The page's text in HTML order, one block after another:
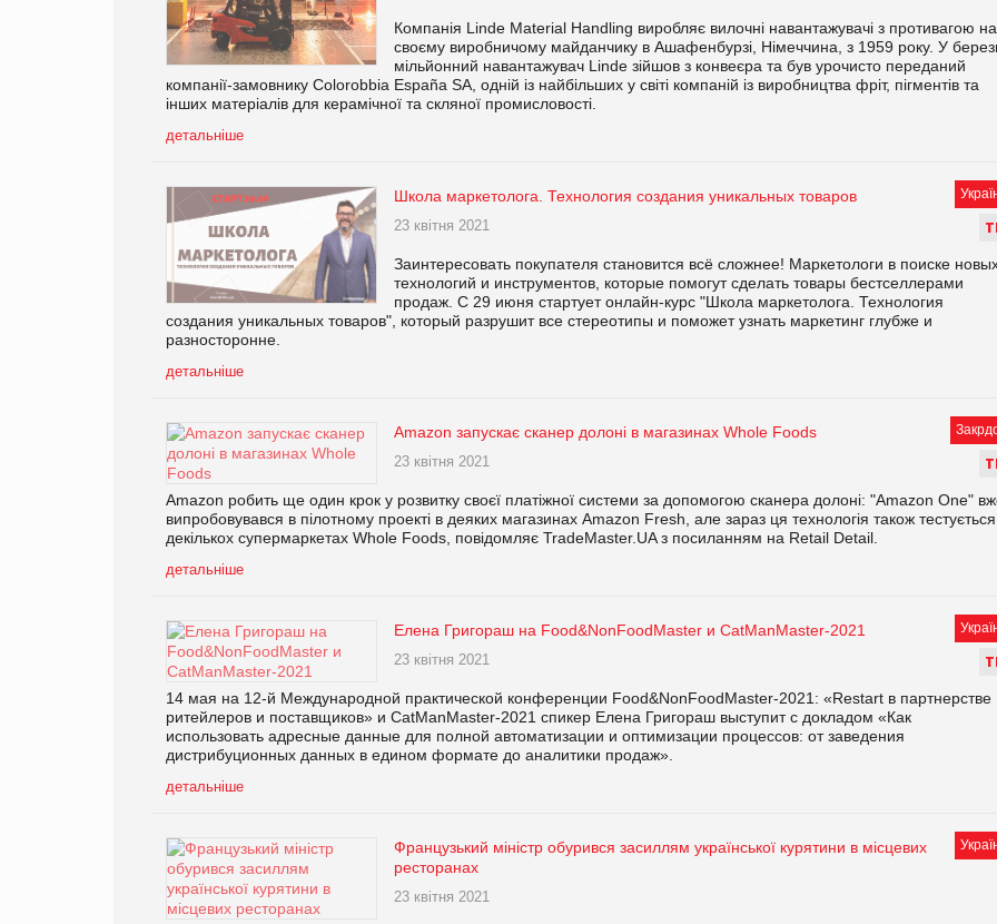
Компанія Linde Material Handling виробляє вилочні навантажувачі з противагою на
своєму виробничому майданчику в Ашафенбурзі, Німеччина, з 1959 року. У
мільйонний навантажувач Linde зійшов з конвеєра та був урочисто переданий
компанії-замовнику Colorobbia España SA, одній із найбільших у світі компаній із виробництва фріт, пігментів та
інших матеріалів для керамічної та скляної промисловості.
детальніше
Т
Школа маркетолога. Технология создания уникальных товаров
23 квітня 2021
Заинтересовать покупателя становится всё сложнее! Маркетологи в поиске
технологий и инструментов, которые помогут сделать товары бестселлерами
продаж. С 29 июня стартует онлайн-курс "Школа маркетолога. Технология
создания уникальных товаров", который разрушит все стереотипы и поможет узнать маркетинг глубже и
разносторонне.
детальніше
Т
Amazon запускає сканер долоні в магазинах Whole Foods
23 квітня 2021
Amazon робить ще один крок у розвитку своєї платіжної системи за допомогою сканера долоні: "Amazon One"
випробовувався в пілотному проекті в деяких магазинах Amazon Fresh, але зараз ця технологія також
декількох супермаркетах Whole Foods, повідомляє TradeMaster.UA з посиланням на Retail Detail.
детальніше
Т
Елена Григораш на Food&NonFoodMaster и CatManMaster-2021
23 квітня 2021
14 мая на 12-й Международной практической конференции Food&NonFoodMaster-2021: «Restart в партнерстве
ритейлеров и поставщиков» и CatManMaster-2021 спикер Елена Григораш выступит с докладом «Как
использовать адресные данные для полной автоматизации и оптимизации процессов: от заведения
дистрибуционных данных в едином формате до аналитики продаж».
детальніше
Французький міністр обурився засиллям української курятини в місцевих
ресторанах
23 квітня 2021